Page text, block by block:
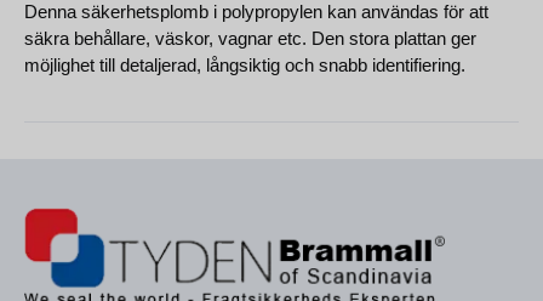
Denna säkerhetsplomb i polypropylen kan användas för att
säkra behållare, väskor, vagnar etc. Den stora plattan ger
möjlighet till detaljerad, långsiktig och snabb identifiering.